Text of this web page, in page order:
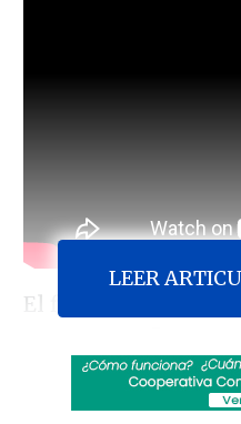
El fiscal nacional,
mucha"crítica
de las
LEER